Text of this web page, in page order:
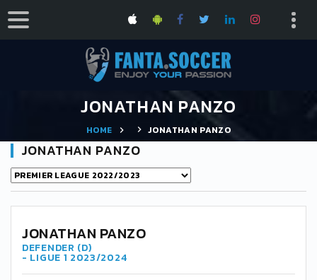
JONATHAN PANZO
HOME JONATHAN PANZO
JONATHAN PANZO
JONATHAN PANZO
DEFENDER (D)
- LIGUE 1 2023/2024